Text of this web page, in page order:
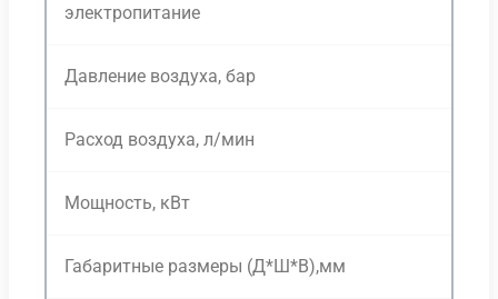
электропитание
Давление воздуха, бар
Расход воздуха, л/мин
Мощность, кВт
Габаритные размеры (Д*Ш*В),мм